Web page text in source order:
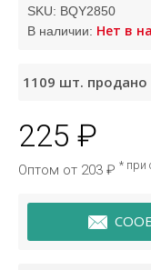
SKU: BQY2850
В наличии: Нет в
1109 шт. продано
225 ₽
Оптом от 203 ₽ * при